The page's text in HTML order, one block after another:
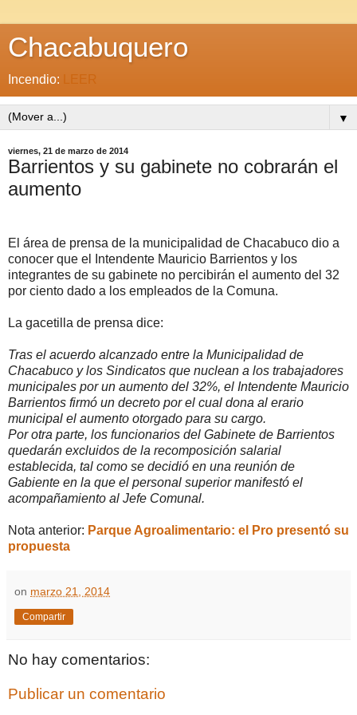
Chacabuquero
Incendio: LEER
▼
viernes, 21 de marzo de 2014
Barrientos y su gabinete no cobrarán el
aumento
El área de prensa de la municipalidad de Chacabuco dio a
conocer que el Intendente Mauricio Barrientos y los
integrantes de su gabinete no percibirán el aumento del 32
por ciento dado a los empleados de la Comuna.
La gacetilla de prensa dice:
Tras el acuerdo alcanzado entre la Municipalidad de
Chacabuco y los Sindicatos que nuclean a los trabajadores
municipales por un aumento del 32%, el Intendente Mauricio
Barrientos firmó un decreto por el cual dona al erario
municipal el aumento otorgado para su cargo.
Por otra parte, los funcionarios del Gabinete de Barrientos
quedarán excluidos de la recomposición salarial
establecida, tal como se decidió en una reunión de
Gabiente en la que el personal superior manifestó el
acompañamiento al Jefe Comunal.
Nota anterior: Parque Agroalimentario: el Pro presentó su
propuesta
on marzo 21, 2014
Compartir
No hay comentarios:
Publicar un comentario